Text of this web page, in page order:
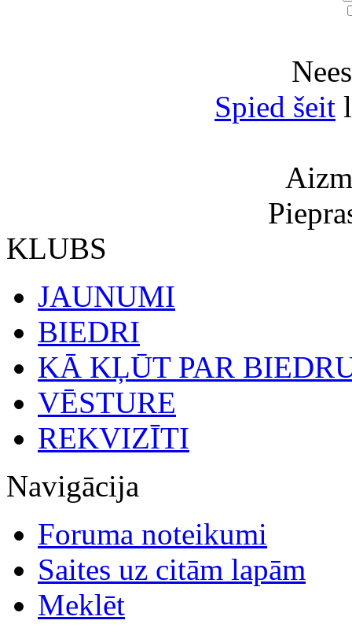
Spied šeit
KLUBS
JAUNUMI
BIEDRI
KĀ KĻŪT PAR
VĒSTURE
REKVIZĪTI
Navigācija
Foruma noteikumi
Saites uz citām lapām
Meklēt